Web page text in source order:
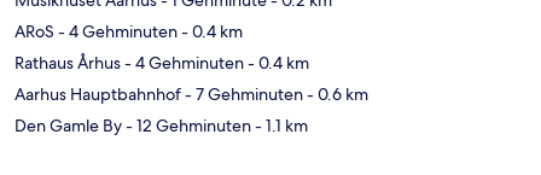
ARoS - 4 Gehminuten- 0.4 km
Rathaus Århus- 4 Gehminuten- 0.4 km
Aarhus Hauptbahnhof- 7 Gehminuten- 0.6 km
Den Gamle By- 12 Gehminuten- 1.1 km